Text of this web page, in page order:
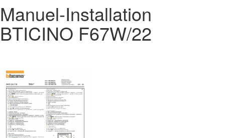
Manuel-Installation
BTICINO F67W/22